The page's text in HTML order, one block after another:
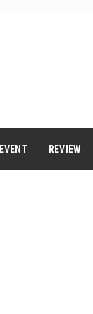
EVENT REVIEW